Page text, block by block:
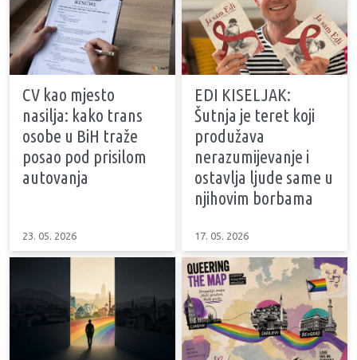
CV kao mjesto
nasilja: kako trans
osobe u BiH traže
posao pod prisilom
autovanja
23. 05. 2026
EDI KISELJAK:
Šutnja je teret koji
produžava
nerazumijevanje i
ostavlja ljude same u
njihovim borbama
17. 05. 2026